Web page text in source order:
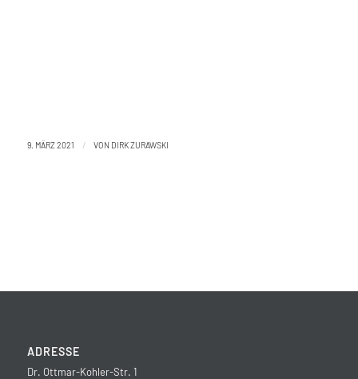
9. MÄRZ 2021 / VON DIRK ZURAWSKI
ADRESSE
Dr. Ottmar-Kohler-Str. 1